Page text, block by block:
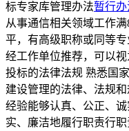
标专家库管理办法暂行办
从事通信相关领域工作
平，有高级职称或同等
经工作单位推荐，可以
投标的法律法规 熟悉国
建设管理的法律、法规
经验能够认真、公正、
实、廉洁地履行职责行